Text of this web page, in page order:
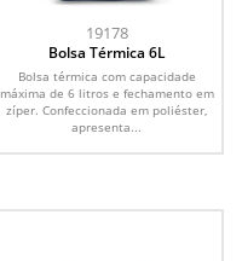
19178
Bolsa Térmica 6L
Bolsa térmica com capacidade
máxima de 6 litros e fechamento em
zíper. Confeccionada em poliéster,
apresenta...